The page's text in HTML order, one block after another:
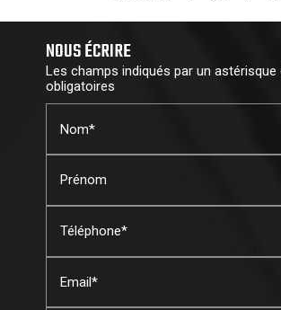
NOUS ÉCRIRE
Les champs indiqués par un
obligatoires
Nom*
Prénom
Téléphone*
Email*